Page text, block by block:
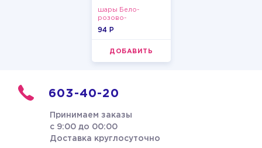
шары Бело-
розово-
фиолетово-
94 P
ДОБАВИТЬ
603-40-20
Принимаем заказы
с 9:00 до 00:00
Доставка круглосуточно